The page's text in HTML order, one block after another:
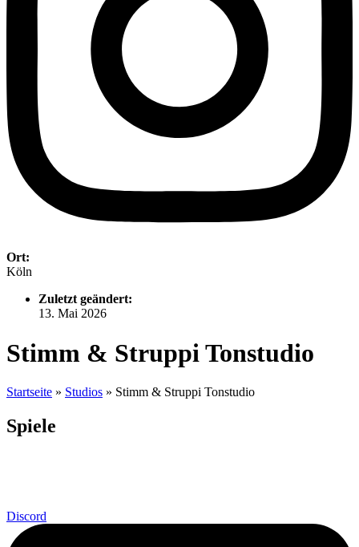
Ort:
Köln
Zuletzt geändert:
13. Mai 2026
Stimm & Struppi Tonstudio
Startseite » Studios » Stimm & Struppi Tonstudio
Spiele
Discord